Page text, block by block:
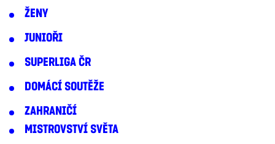
ŽENY
JUNIOŘI
SUPERLIGA ČR
DOMÁCÍ SOUTĚŽE
ZAHRANIČÍ
MISTROVSTVÍ SVĚTA